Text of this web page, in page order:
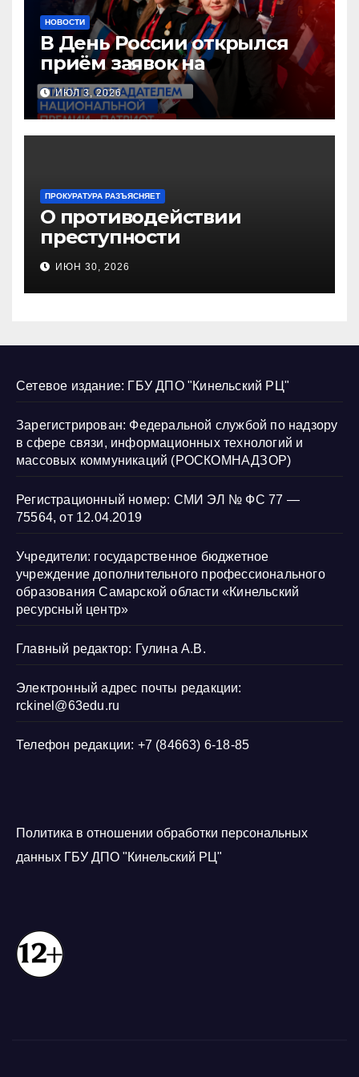
НОВОСТИ
В День России открылся
приём заявок на
Национальную премию
«Патриот»
ИЮЛ 3, 2026
ПРОКУРАТУРА РАЗЪЯСНЯЕТ
О противодействии
преступности
несовершеннолетних и
нарушению их прав
ИЮН 30, 2026
Сетевое издание: ГБУ ДПО "Кинельский РЦ"
Зарегистрирован: Федеральной службой по надзору
в сфере связи, информационных технологий и
массовых коммуникаций (РОСКОМНАДЗОР)
Регистрационный номер: СМИ ЭЛ № ФС 77 —
75564, от 12.04.2019
Учредители: государственное бюджетное
учреждение дополнительного профессионального
образования Самарской области «Кинельский
ресурсный центр»
Главный редактор: Гулина А.В.
Электронный адрес почты редакции:
rckinel@63edu.ru
Телефон редакции: +7 (84663) 6-18-85
Политика в отношении обработки персональных
данных ГБУ ДПО "Кинельский РЦ"